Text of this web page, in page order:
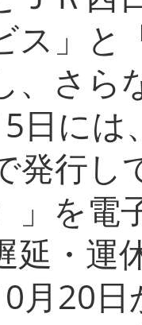
ス」
、さら
日に
発行し
」を電
延・運
月20